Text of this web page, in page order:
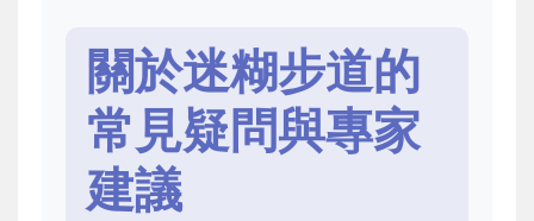
關於迷糊步道的
常見疑問與專家
建議